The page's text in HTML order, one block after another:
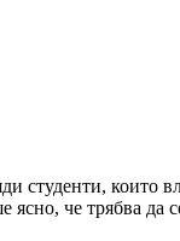
студенти, които
че трябва да